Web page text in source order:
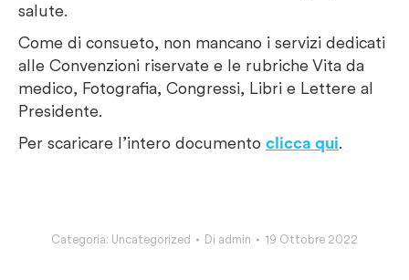
salute.
Come di consueto, non mancano i servizi dedicati
alle Convenzioni riservate e le rubriche Vita da
medico, Fotografia, Congressi, Libri e Lettere al
Presidente.
Per scaricare l’intero documento clicca qui.
Categoria: Uncategorized Di admin 19 Ottobre 2022